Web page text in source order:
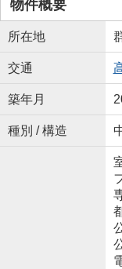
物件概要
所在地
交通
築年月
種別 / 構造